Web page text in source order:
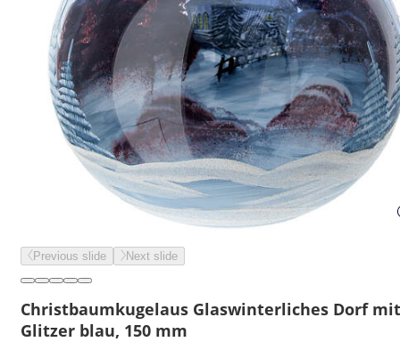
Previous slide Next slide
Christbaumkugelaus Glaswinterliches Dorf mit
Glitzer blau, 150 mm